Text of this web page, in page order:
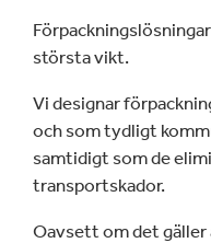
största vikt.
Vi designar
och som tydligt
samtidigt som de
transportskador.
Oavsett om det gäller